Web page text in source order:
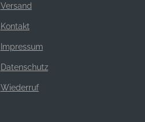
Versand
Kontakt
Impressum
Datenschutz
Wiederruf